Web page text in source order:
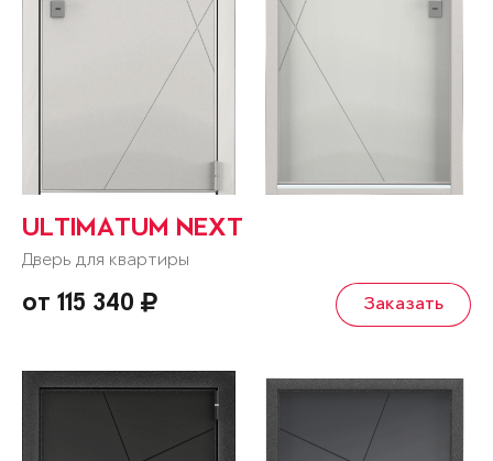
ULTIMATUM NEXT
Дверь для квартиры
от 115 340 Заказать